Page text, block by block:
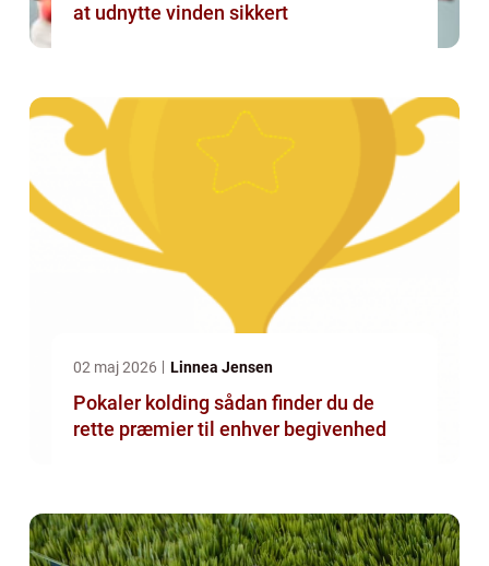
at udnytte vinden sikkert
02 maj 2026 Linnea Jensen
Pokaler kolding sådan finder du de
rette præmier til enhver begivenhed